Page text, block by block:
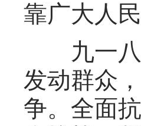
靠广大人
九一八
发动群众
争。全面